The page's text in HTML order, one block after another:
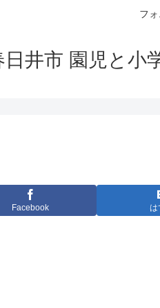
フ
日井市 園児と小
Facebook は